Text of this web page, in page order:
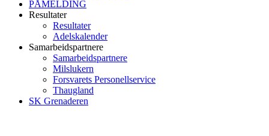
PÅMELDING
Resultater
Resultater
Adelskalender
Samarbeidspartnere
Samarbeidspartnere
Milslukern
Forsvarets Personellservice
Thaugland
SK Grenaderen